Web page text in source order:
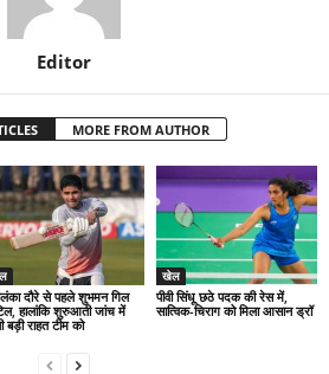
Editor
MORE FROM AUTHOR
दौरे से पहले शुभमन गिल
हालांकि शुरुआती जांच में
बड़ी राहत टीम को
खेल
पीवी सिंधू छठे पदक की रेस में,
सात्विक-चिराग को मिला आसान ड्रॉ